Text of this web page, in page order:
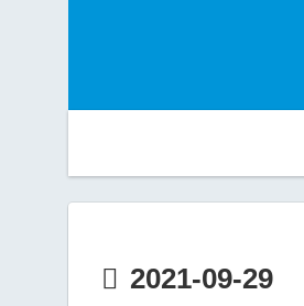
2021-09-29